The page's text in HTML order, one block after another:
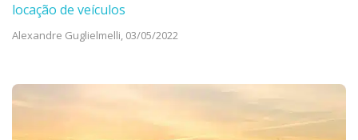
locação de veículos
Alexandre Guglielmelli, 03/05/2022